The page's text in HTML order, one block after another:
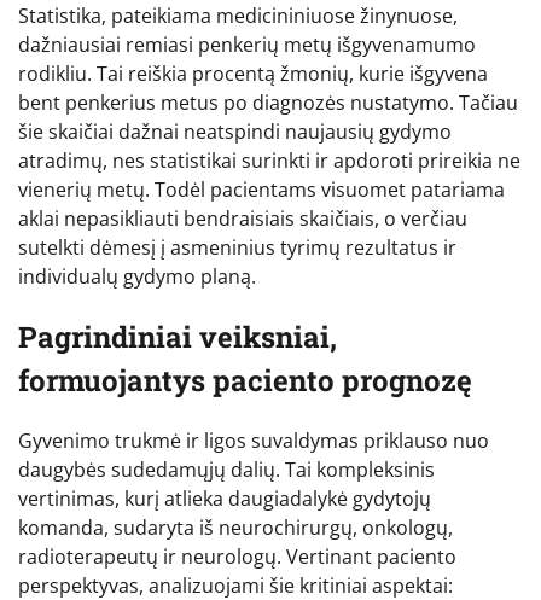
Statistika, pateikiama medicininiuose žinynuose,
dažniausiai remiasi penkerių metų išgyvenamumo
rodikliu. Tai reiškia procentą žmonių, kurie išgyvena
bent penkerius metus po diagnozės nustatymo. Tačiau
šie skaičiai dažnai neatspindi naujausių gydymo
atradimų, nes statistikai surinkti ir apdoroti prireikia ne
vienerių metų. Todėl pacientams visuomet patariama
aklai nepasikliauti bendraisiais skaičiais, o verčiau
sutelkti dėmesį į asmeninius tyrimų rezultatus ir
individualų gydymo planą.
Pagrindiniai veiksniai,
formuojantys paciento prognozę
Gyvenimo trukmė ir ligos suvaldymas priklauso nuo
daugybės sudedamųjų dalių. Tai kompleksinis
vertinimas, kurį atlieka daugiadalykė gydytojų
komanda, sudaryta iš neurochirurgų, onkologų,
radioterapeutų ir neurologų. Vertinant paciento
perspektyvas, analizuojami šie kritiniai aspektai: